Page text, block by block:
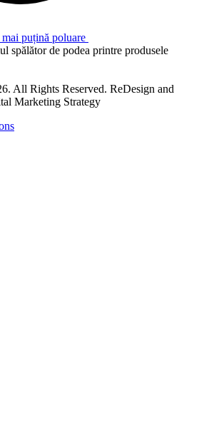
puțină poluare
spălător de podea printre produsele
All Rights Reserved. ReDesign and
Marketing Strategy